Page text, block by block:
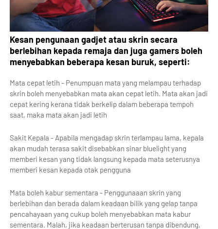
Kesan pengunaan gadjet atau skrin secara
berlebihan kepada remaja dan juga gamers boleh
menyebabkan beberapa kesan buruk, seperti:
Mata cepat letih - Penumpuan mata yang melampau terhadap
skrin boleh menyebabkan mata akan cepat letih. Mata akan jadi
cepat kering kerana tidak berkelip dalam beberapa tempoh
saat, maka mata akan jadi letih
Sakit Kepala - Apabila mengadap skrin terlampau lama, kepala
akan mudah terasa sakit disebabkan sinar bluelight yang
memberi kesan yang tidak langsung kepada mata seterusnya
memberi kesan kepada otak pengguna
Mata boleh kabur sementara - Penggunaaan skrin yang
berlebihan dan berada dalam keadaan bilik yang gelap tanpa
pencahayaan yang cukup boleh menyebabkan mata kabur
sementara. Malah, jika keadaan berterusan tanpa dibendung,